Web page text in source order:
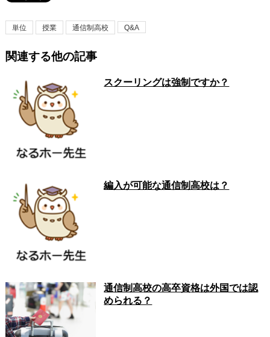
単位 授業 通信制高校 Q&A
関連する他の記事
スクーリングは強制ですか？
編入が可能な通信制高校は？
通信制高校の高卒資格は外国では認
められる？